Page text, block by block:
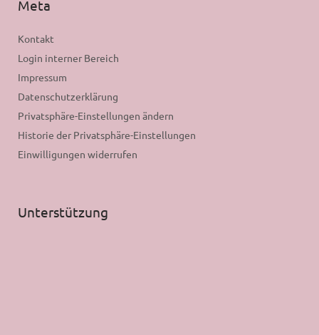
Meta
Kontakt
Login interner Bereich
Impressum
Datenschutzerklärung
Privatsphäre-Einstellungen ändern
Historie der Privatsphäre-Einstellungen
Einwilligungen widerrufen
Unterstützung